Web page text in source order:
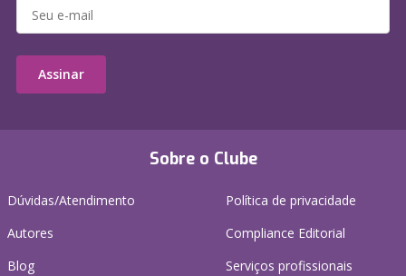
Sobre o Clube
Dúvidas/Atendimento
Autores
Blog
Política de privacidade
Compliance Editorial
Serviços profissionais
Assinar